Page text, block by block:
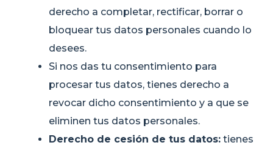
derecho a completar, rectificar, borrar o
bloquear tus datos personales cuando lo
desees.
Si nos das tu consentimiento para
procesar tus datos, tienes derecho a
revocar dicho consentimiento y a que se
eliminen tus datos personales.
Derecho de cesión de tus datos: tienes